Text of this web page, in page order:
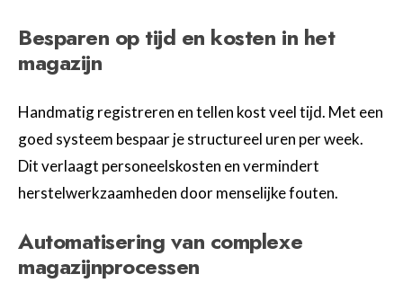
Besparen op tijd en kosten in het
magazijn
Handmatig registreren en tellen kost veel tijd. Met een
goed systeem bespaar je structureel uren per week.
Dit verlaagt personeelskosten en vermindert
herstelwerkzaamheden door menselijke fouten.
Automatisering van complexe
magazijnprocessen